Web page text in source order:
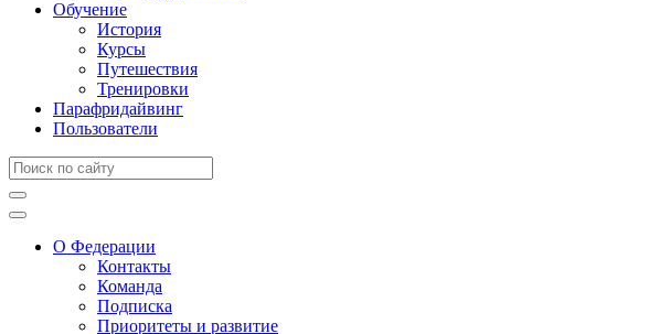
Обучение
История
Курсы
Путешествия
Тренировки
Парафридайвинг
Пользователи
О Федерации
Контакты
Команда
Подписка
Приоритеты и развитие